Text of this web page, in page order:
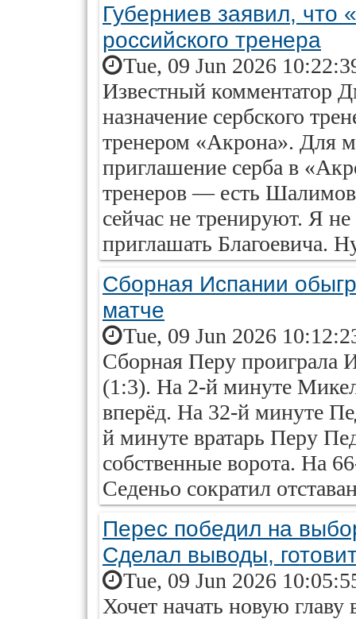
Губерниев заявил, что
российского тренера
Tue, 09 Jun 2026
Известный комментатор
назначение сербского
тренером «Акрона». Для
приглашение серба в
тренеров — есть
сейчас не тренируют. Я
приглашать Благоевича.
Сборная Испании
матче
Tue, 09 Jun 2026
Сборная Перу проиграла
(1:3). На 2-й минуте
вперёд. На 32-й минуте
й минуте вратарь Перу
собственные ворота. На
Седеньо сократил
Перес победил на
Сделал выводы,
Tue, 09 Jun 2026
Хочет начать новую